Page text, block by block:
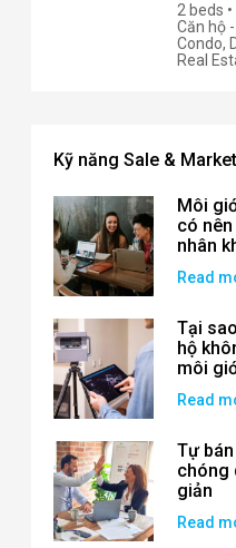
2 beds
Căn hộ
Condo,
Real
Kỹ năng Sale &
Môi
có
nhân
Read
Tại
hộ
môi
Read
Tự
chóng
giản
Read